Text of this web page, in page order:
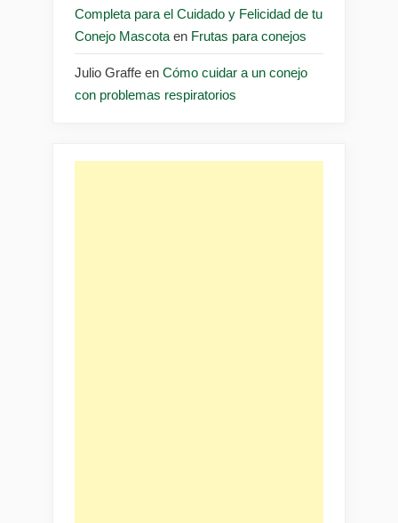
Completa para el Cuidado y Felicidad de tu
Conejo Mascota en Frutas para conejos
Julio Graffe en Cómo cuidar a un conejo
con problemas respiratorios